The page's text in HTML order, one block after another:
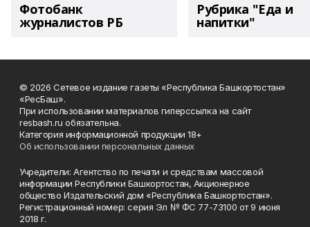
Фотобанк
журналистов РБ
Рубрика "Еда и
напитки"
© 2026 Сетевое издание газеты «Республика Башкортостан»
«РесБаш».
При использовании материалов гиперссылка на сайт
resbash.ru обязательна.
Категория информационной продукции 18+
Об использовании персональных данных
Учредители: Агентство по печати и средствам массовой
информации Республики Башкортостан, Акционерное
общество Издательский дом «Республика Башкортостан».
Регистрационный номер: серия Эл № ФС 77-73100 от 9 июня
2018 г.